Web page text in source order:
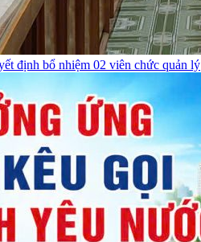
định bổ nhiệm 02 viên chức quản lý